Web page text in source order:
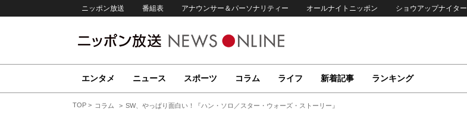
ニッポン放送 番組表 アナウンサー＆パーソナリティー オールナイトニッポン ショウアップナイター
エンタメ ニュース スポーツ コラム ライフ 新着記事 ランキング
TOP コラム SW、やっぱり面白い！『ハン・ソロ／スター・ウォーズ・ストーリー』